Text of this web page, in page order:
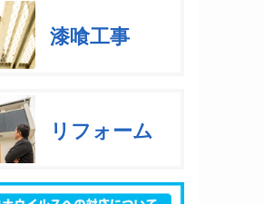
漆喰工事
リフォーム